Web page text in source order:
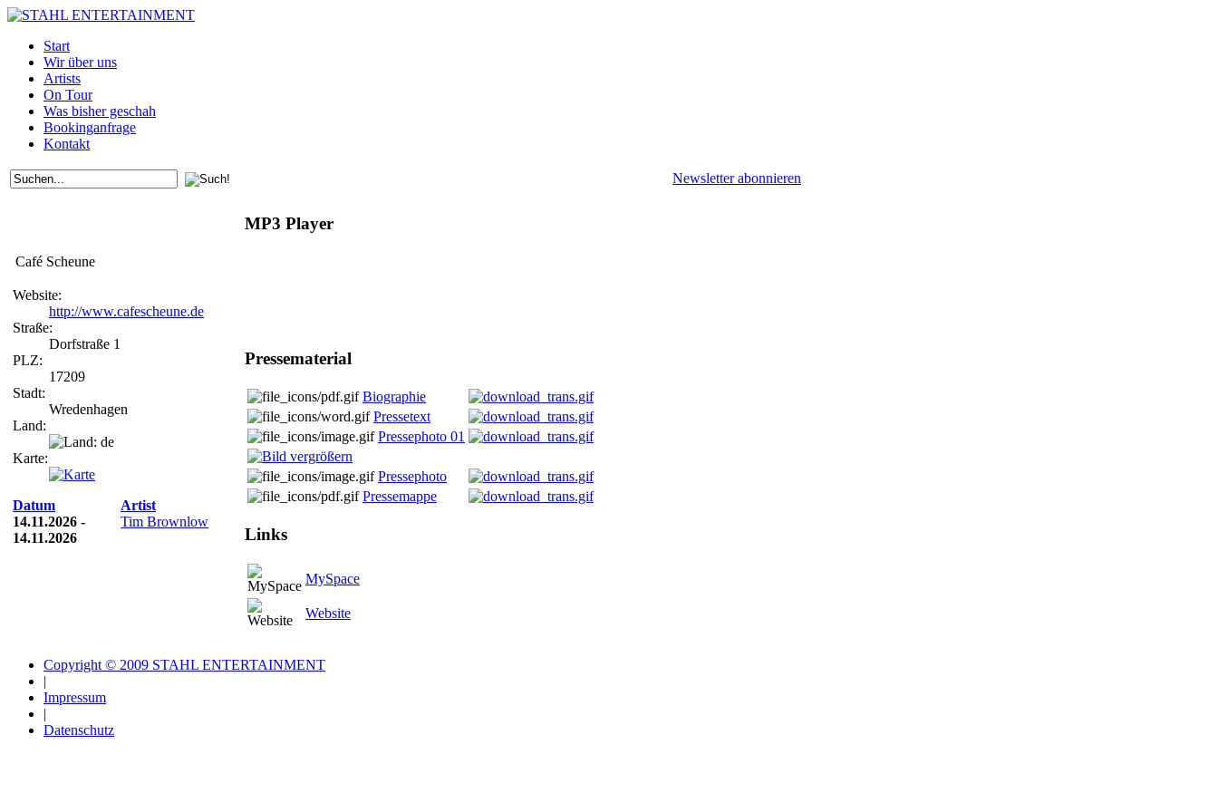
Start
Wir über uns
Artists
On Tour
Was bisher geschah
Bookinganfrage
Kontakt
Newsletter abonnieren
Café Scheune
Website:
http://www.cafescheune.de
Straße:
Dorfstraße 1
PLZ:
17209
Stadt:
Wredenhagen
Land:
Karte:
Datum
Artist
14.11.2026 -
14.11.2026
Tim Brownlow
MP3 Player
Pressematerial
Biographie
Pressetext
Pressephoto 01
Pressephoto
Pressemappe
Links
MySpace
Website
Copyright © 2009 STAHL ENTERTAINMENT
|
Impressum
|
Datenschutz